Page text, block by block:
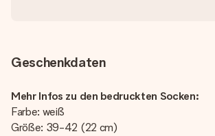
Geschenkdaten
Mehr Infos zu den bedruckten Socken:
Farbe: weiß
Größe: 39-42 (22 cm)